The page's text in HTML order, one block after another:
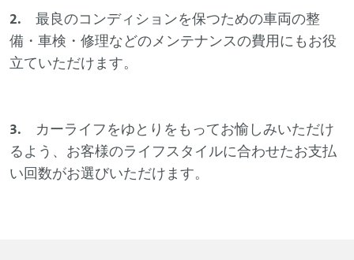
2. 最良のコンディションを保つための車両の整
備・車検・修理などのメンテナンスの費用にもお役
立ていただけます。
3. カーライフをゆとりをもってお愉しみいただけ
るよう、お客様のライフスタイルに合わせたお支払
い回数がお選びいただけます。